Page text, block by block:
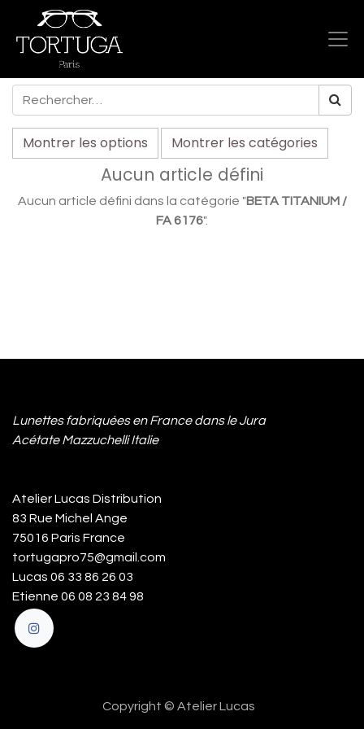
Montrer les options Montrer les catégories
Aucun article défini
Aucun article défini dans la catégorie "BETA TITANIUM /
FA 6176".
Lunettes fabriquées en France dans le Jura
Acétate Mazzuchelli Italie
Atelier Lucas Distribution
83 Rue Michel Ange
75016 Paris France
tortugapro75@gmail.com
Lucas 06 33 86 26 03
Etienne 06 08 23 84 98
Copyright © Atelier Lucas